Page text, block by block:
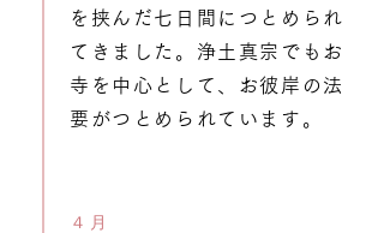
を挟んだ七日間につとめられ
てきました。浄土真宗でもお
寺を中心として、お彼岸の法
要がつとめられています。
４月